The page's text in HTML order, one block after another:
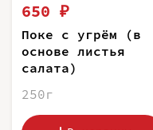
650 ₽
Поке с угрём (в
основе листья
салата)
250г